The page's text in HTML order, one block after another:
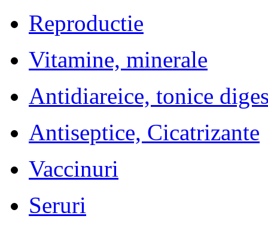
Reproductie
Vitamine, minerale
Antidiareice, tonice
Antiseptice, Cicatrizante
Vaccinuri
Seruri